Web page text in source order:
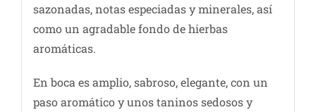
sazonadas, notas especiadas y minerales, así
como un agradable fondo de hierbas
aromáticas.
En boca es amplio, sabroso, elegante, con un
paso aromático y unos taninos sedosos y